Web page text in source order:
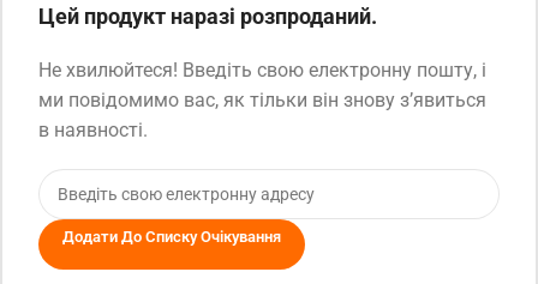
Цей продукт наразі розпроданий.
Не хвилюйтеся! Введіть свою електронну пошту, і
ми повідомимо вас, як тільки він знову з’явиться
в наявності.
Додати До Списку Очікування